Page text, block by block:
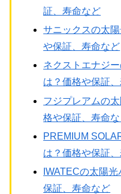
証、寿命など
サニックスの太
や保証、寿命など
ネクストエナジ
は？価格や保証
フジプレアムの
格や保証、寿命
PREMIUM
は？価格や保証
IWATECの太陽
保証、寿命など